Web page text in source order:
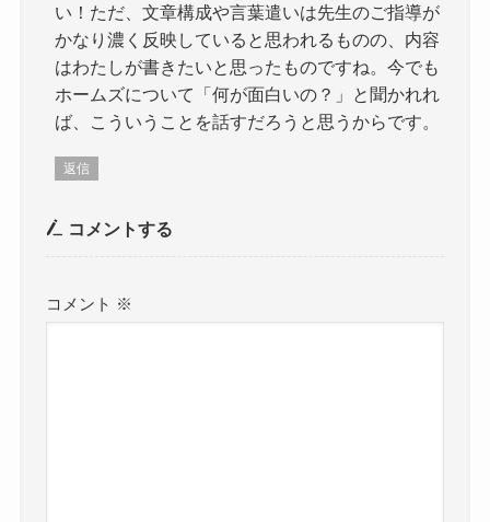
い！ただ、文章構成や言葉遣いは先生のご指導が
かなり濃く反映していると思われるものの、内容
はわたしが書きたいと思ったものですね。今でも
ホームズについて「何が面白いの？」と聞かれれ
ば、こういうことを話すだろうと思うからです。
返信
コメントする
コメント ※